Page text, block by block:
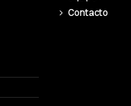
Contacto